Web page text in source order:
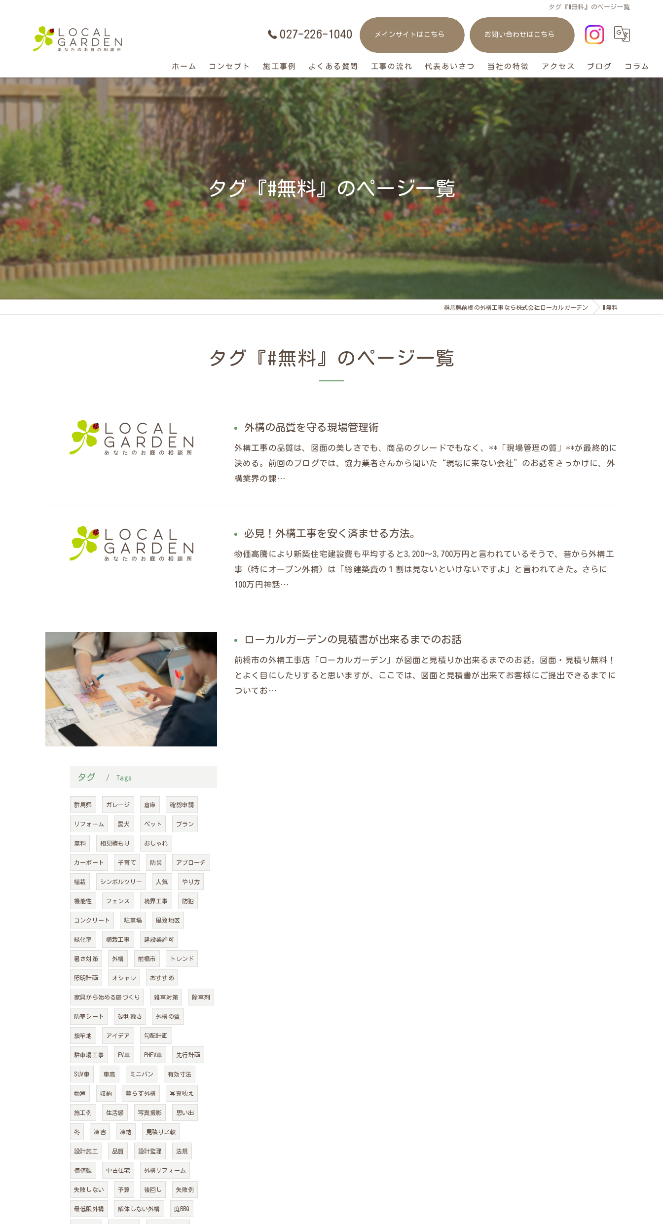
タグ『#無料』のページ一覧
027-226-1040 メインサイトはこちら お問い合わせはこちら
ホーム コンセプト 施工事例 よくある質問 工事の流れ 代表あいさつ 当社の特徴
庭
リフォーム
アクセス ブログ コラム
タグ『#無料』のページ一覧
群馬県前橋の外構工事なら株式会社ローカルガーデン #無料
タグ『#無料』のページ一覧
外構の品質を守る現場管理術
外構工事の品質は、図面の美しさでも、商品のグレードでもなく、**「現場管理の質」**が最終的に
決める。前回のブログでは、協力業者さんから聞いた“現場に来ない会社”のお話をきっかけに、外
構業界の課…
必見！外構工事を安く済ませる方法。
物価高騰により新築住宅建設費も平均すると3,200～3,700万円と言われているそうで、昔から外構工
事（特にオープン外構）は「総建築費の１割は見ないといけないですよ」と言われてきた。さらに
100万円神話…
ローカルガーデンの見積書が出来るまでのお話
前橋市の外構工事店「ローカルガーデン」が図面と見積りが出来るまでのお話。図面・見積り無料！
とよく目にしたりすると思いますが、ここでは、図面と見積書が出来てお客様にご提出できるまでに
ついてお…
タグ Tags
群馬県 ガレージ 倉庫 確認申請
リフォーム 愛犬 ペット プラン
無料 相見積もり おしゃれ
カーポート 子育て 防災 アプローチ
植栽 シンボルツリー 人気 やり方
機能性 フェンス 境界工事 防犯
コンクリート 駐車場 風致地区
緑化率 植栽工事 建設業許可
暑さ対策 外構 前橋市 トレンド
照明計画 オシャレ おすすめ
家具から始める庭づくり 雑草対策 除草剤
防草シート 砂利敷き 外構の質
旗竿地 アイデア 勾配計画
駐車場工事 EV車 PHEV車 先行計画
SUV車 車高 ミニバン 有効寸法
物置 収納 暮らす外構 写真映え
施工例 生活感 写真撮影 思い出
冬 凍害 凍結 見積り比較
設計施工 品質 設計監理 法規
価値観 中古住宅 外構リフォーム
失敗しない 予算 後回し 失敗例
最低限外構 解体しない外構 庭BBQ